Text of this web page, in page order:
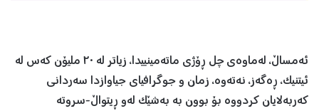
ئەمساڵ، لەماوەی چل ڕۆژی ماتەمینییدا، زیاتر لە ٢٠ ملیۆن کەس لە
ئیتنیک، ڕەگەز، نەتەوە، زمان و جوگرافیای جیاوازدا سەردانی
کەربەلایان کردووە بۆ بوون بە بەشێک لەو ڕیتواڵ-سروتە